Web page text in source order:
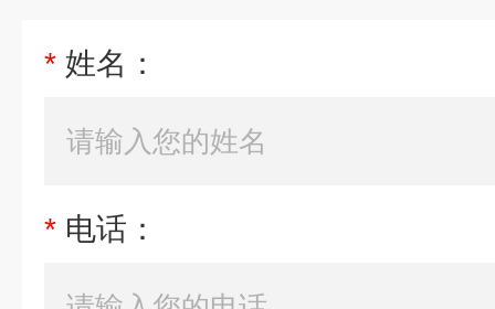
* 姓名：
* 电话：